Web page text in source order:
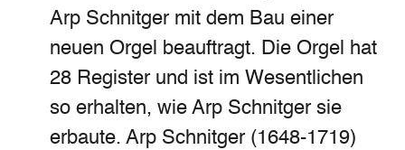
Arp Schnitger mit dem Bau einer
neuen Orgel beauftragt. Die Orgel hat
28 Register und ist im Wesentlichen
so erhalten, wie Arp Schnitger sie
erbaute. Arp Schnitger (1648-1719)